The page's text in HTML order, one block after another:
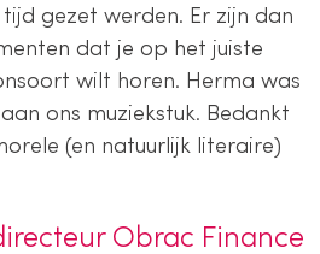
gezet werden. Er zijn dan
dat je op het juiste
wilt horen. Herma was
ons muziekstuk. Bedankt
(en natuurlijk literaire)
Obrac Finance